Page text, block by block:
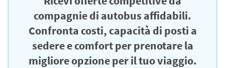
compagnie di autobus affidabili.
Confronta costi, capacità di posti a
sedere e comfort per prenotare la
migliore opzione per il tuo viaggio.